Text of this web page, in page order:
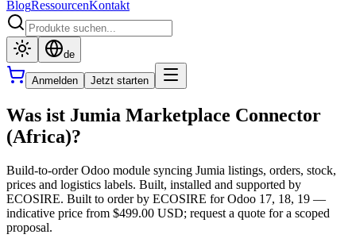
BlogRessourcenKontakt
de
Anmelden Jetzt starten
Was ist Jumia Marketplace Connector
(Africa)?
Build-to-order Odoo module syncing Jumia listings, orders, stock,
prices and logistics labels. Built, installed and supported by
ECOSIRE. Built to order by ECOSIRE for Odoo 17, 18, 19 —
indicative price from $499.00 USD; request a quote for a scoped
proposal.